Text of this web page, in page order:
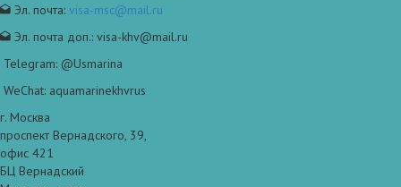
Эл. почта: visa-msc@mail.ru
Эл. почта доп.: visa-khv@mail.ru
Telegram: @Usmarina
WeChat: aquamarinekhvrus
г. Москва
проспект Вернадского, 39,
офис 421
БЦ Вернадский